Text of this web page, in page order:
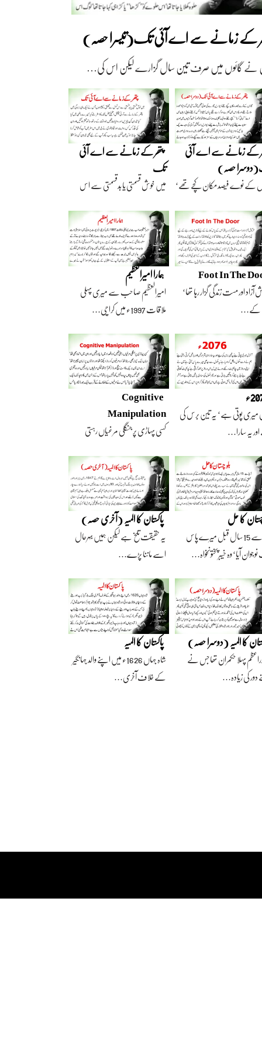
کے زمانے سے اے آئی تک(تیسرا حصہ)
نے گائوں میں صرف تین سال گزارے لیکن اس کی…
کے زمانے سے اے آئی
حصہ)
کے نوے فیصد مکان کچے تھے‘
پتھر کے زمانے سے اے آئی
تک
میں خوش قسمتی یا بدقسمتی سے اس
Foot In The
آزاد اور مست زندگی گزار رہا تھا‘
کے…
ہمارا امیرالعظیم
امیرالعظیم صاحب سے میری پہلی
ملاقات 1997ء میں کراچی…
میری پوتی ہے‘ یہ تین برس کی
یہ سارا…
Cognitive
Manipulation
کسی پہاڑی پر جنگلی مرغیاں رہتی
کا حل
آج سے 15 سال قبل میرے پاس
آیا‘ وہ خیبرپختونخواہ…
پاکستان کا المیہ (آخری حصہ)
یہ حقیقت تلخ ہے لیکن ہمیں بہرحال
اسے ماننا پڑے…
کا المیہ (دوسرا حصہ)
پہلا حکمران تھا جس نے
کی زیادہ…
پاکستان کا المیہ
شاہ جہاں 1626ء میں اپنے والد جہانگیر
کے خلاف آخری…